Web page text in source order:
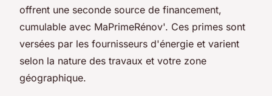
offrent une seconde source de financement,
cumulable avec MaPrimeRénov'. Ces primes sont
versées par les fournisseurs d'énergie et varient
selon la nature des travaux et votre zone
géographique.